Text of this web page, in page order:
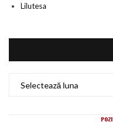
Lilutesa